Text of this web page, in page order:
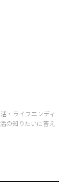
・ライフエンディ
の知りたいに答え